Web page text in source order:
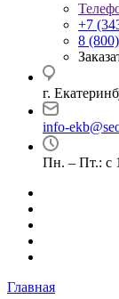
+7
8
г.
info-
Пн. – Пт.: с
Главная